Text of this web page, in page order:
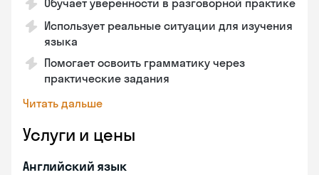
Обучает уверенности в разговорной практике
Использует реальные ситуации для изучения
языка
Помогает освоить грамматику через
практические задания
Читать дальше
Услуги и цены
Английский язык